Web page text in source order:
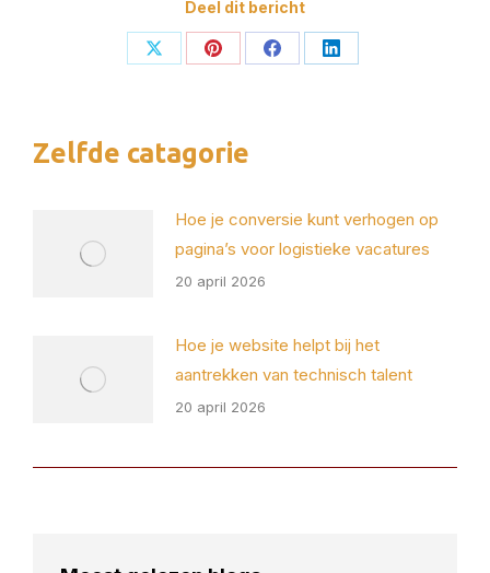
Deel dit bericht
Deel
Deel
Deel
Deel
Zelfde catagorie
Hoe je conversie kunt verhogen op
pagina’s voor logistieke vacatures
20 april 2026
Hoe je website helpt bij het
aantrekken van technisch talent
20 april 2026